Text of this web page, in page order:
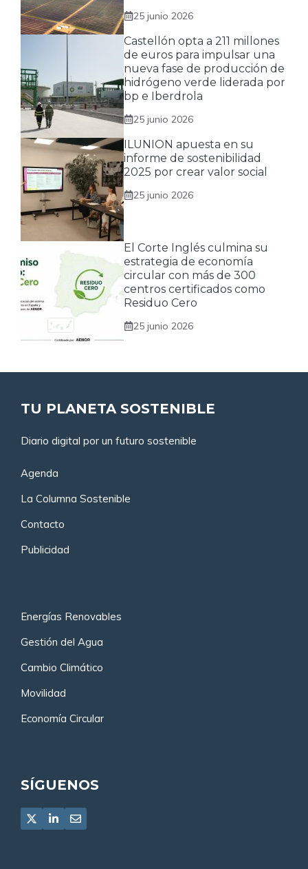
25 junio 2026
Castellón opta a 211 millones
de euros para impulsar una
nueva fase de producción de
hidrógeno verde liderada por
bp e Iberdrola
25 junio 2026
ILUNION apuesta en su
informe de sostenibilidad
2025 por crear valor social
25 junio 2026
El Corte Inglés culmina su
estrategia de economía
circular con más de 300
centros certificados como
Residuo Cero
25 junio 2026
TU PLANETA SOSTENIBLE
Diario digital por un futuro sostenible
Agenda
La Columna Sostenible
Contacto
Publicidad
Energías Renovables
Gestión del Agua
Cambio Climático
Movilidad
Economía Circular
SÍGUENOS